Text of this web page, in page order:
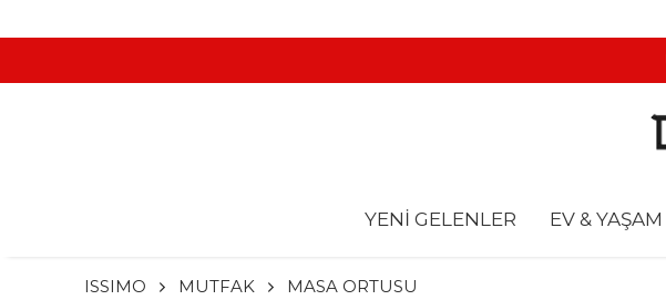
YENİ GELENLER EV & YAŞAM
ISSIMO MUTFAK MASA ORTUSU